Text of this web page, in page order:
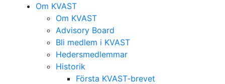
Om KVAST
Om KVAST
Advisory Board
Bli medlem i KVAST
Hedersmedlemmar
Historik
Första KVAST-brevet